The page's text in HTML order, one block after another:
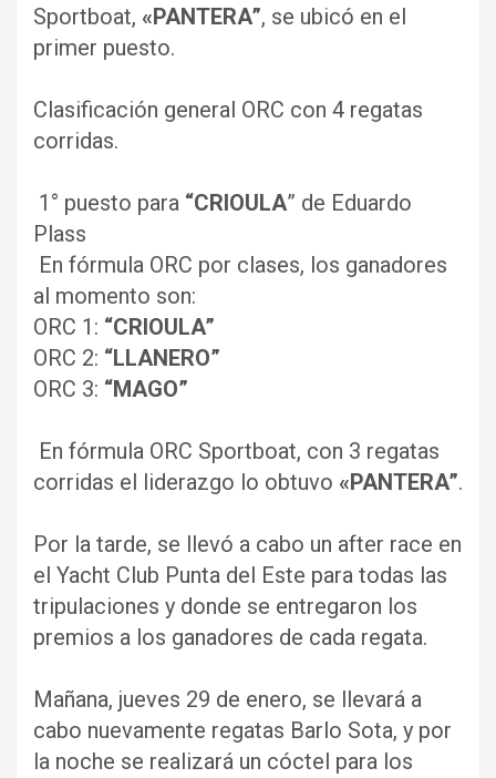
Sportboat, «PANTERA”, se ubicó en el
primer puesto.
Clasificación general ORC con 4 regatas
corridas.
1° puesto para “CRIOULA” de Eduardo
Plass
En fórmula ORC por clases, los ganadores
al momento son:
ORC 1: “CRIOULA”
ORC 2: “LLANERO”
ORC 3: “MAGO”
En fórmula ORC Sportboat, con 3 regatas
corridas el liderazgo lo obtuvo «PANTERA”.
Por la tarde, se llevó a cabo un after race en
el Yacht Club Punta del Este para todas las
tripulaciones y donde se entregaron los
premios a los ganadores de cada regata.
Mañana, jueves 29 de enero, se llevará a
cabo nuevamente regatas Barlo Sota, y por
la noche se realizará un cóctel para los